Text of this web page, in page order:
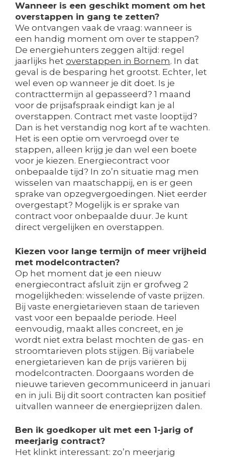
Wanneer is een geschikt moment om het
overstappen in gang te zetten?
We ontvangen vaak de vraag: wanneer is
een handig moment om over te stappen?
De energiehunters zeggen altijd: regel
jaarlijks het overstappen in Bornem. In dat
geval is de besparing het grootst. Echter, let
wel even op wanneer je dit doet. Is je
contracttermijn al gepasseerd? 1 maand
voor de prijsafspraak eindigt kan je al
overstappen. Contract met vaste looptijd?
Dan is het verstandig nog kort af te wachten.
Het is een optie om vervroegd over te
stappen, alleen krijg je dan wel een boete
voor je kiezen. Energiecontract voor
onbepaalde tijd? In zo’n situatie mag men
wisselen van maatschappij, en is er geen
sprake van opzegvergoedingen. Niet eerder
overgestapt? Mogelijk is er sprake van
contract voor onbepaalde duur. Je kunt
direct vergelijken en overstappen.
Kiezen voor lange termijn of meer vrijheid
met modelcontracten?
Op het moment dat je een nieuw
energiecontract afsluit zijn er grofweg 2
mogelijkheden: wisselende of vaste prijzen.
Bij vaste energietarieven staan de tarieven
vast voor een bepaalde periode. Heel
eenvoudig, maakt alles concreet, en je
wordt niet extra belast mochten de gas- en
stroomtarieven plots stijgen. Bij variabele
energietarieven kan de prijs variëren bij
modelcontracten. Doorgaans worden de
nieuwe tarieven gecommuniceerd in januari
en in juli. Bij dit soort contracten kan positief
uitvallen wanneer de energieprijzen dalen.
Ben ik goedkoper uit met een 1-jarig of
meerjarig contract?
Het klinkt interessant: zo’n meerjarig